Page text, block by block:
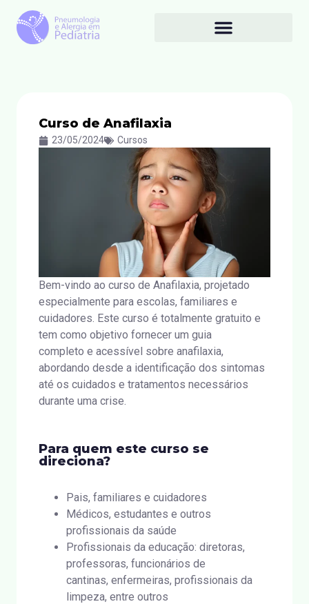
Curso de Anafilaxia
23/05/2024 Cursos
Bem-vindo ao curso de Anafilaxia, projetado
especialmente para escolas, familiares e
cuidadores. Este curso é totalmente gratuito e
tem como objetivo fornecer um guia
completo e acessível sobre anafilaxia,
abordando desde a identificação dos sintomas
até os cuidados e tratamentos necessários
durante uma crise.
Para quem este curso se
direciona?
Pais, familiares e cuidadores
Médicos, estudantes e outros
profissionais da saúde
Profissionais da educação: diretoras,
professoras, funcionários de
cantinas, enfermeiras, profissionais da
limpeza, entre outros